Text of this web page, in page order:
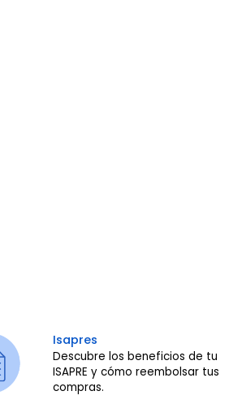
Isapres
Descubre los beneficios de tu
ISAPRE y cómo reembolsar tus
compras.